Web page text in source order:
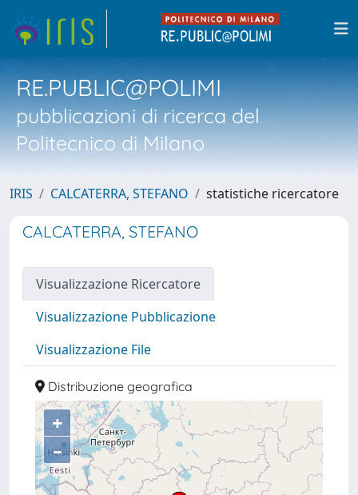
RE.PUBLIC@POLIMI
pubblicazioni di ricerca del
Politecnico di Milano
IRIS CALCATERRA, STEFANO statistiche ricercatore
CALCATERRA, STEFANO
Visualizzazione Ricercatore
Visualizzazione Pubblicazione
Visualizzazione File
Distribuzione geografica
+
–